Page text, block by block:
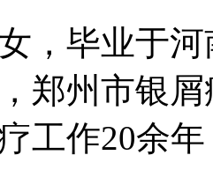
，毕业于
郑州市银
工作20余